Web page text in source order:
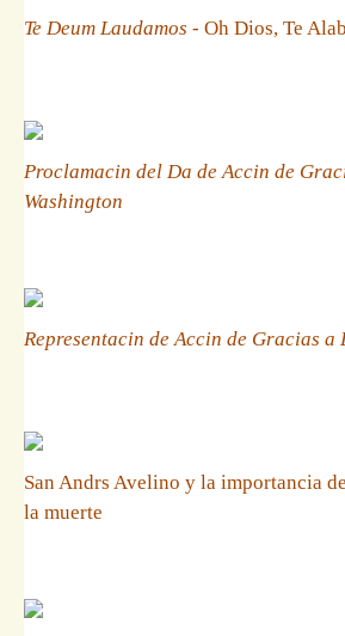
Te Deum Laudamos - Oh Dios, Te
Proclamacin del Da de Accin de
Washington
Representacin de Accin de Gracias a
San Andrs Avelino y la importancia
la muerte